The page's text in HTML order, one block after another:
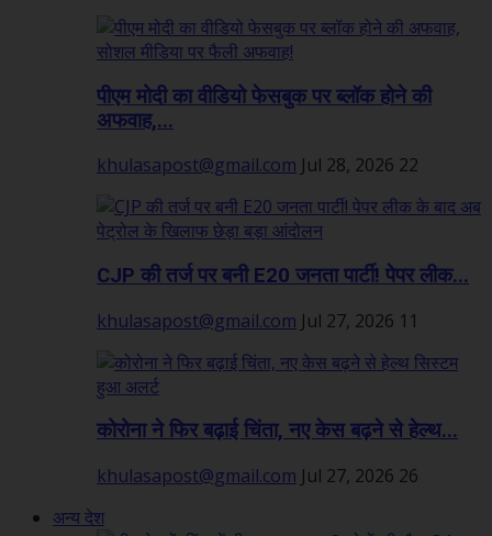
पीएम मोदी का वीडियो फेसबुक पर ब्लॉक होने की
अफवाह,...
khulasapost@gmail.com Jul 28, 2026 22
CJP की तर्ज पर बनी E20 जनता पार्टी! पेपर लीक...
khulasapost@gmail.com Jul 27, 2026 11
कोरोना ने फिर बढ़ाई चिंता, नए केस बढ़ने से हेल्थ...
khulasapost@gmail.com Jul 27, 2026 26
अन्य देश